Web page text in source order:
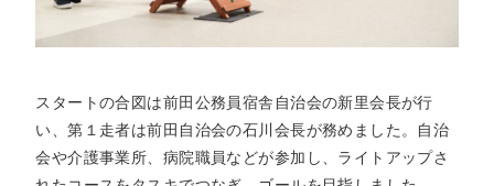
スタートの合図は前田公務員宿舎自治会の新里会長が行
い、第１走者は前田自治会の石川会長が務めました。自治
会や介護事業所、病院職員などが参加し、ライトアップさ